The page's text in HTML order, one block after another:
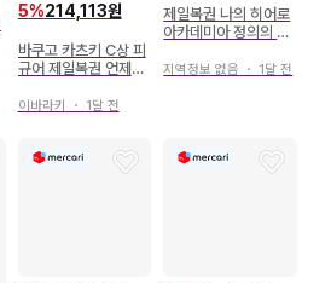
5%214,113원
바쿠고 카츠키 C상 피
규어 제일복권 언제까
히로아카
이바라키 ・ 1달 전
제일복권 나의 히어로
아카데미아 정의의 형
지역정보 없음 ・ 1달 전